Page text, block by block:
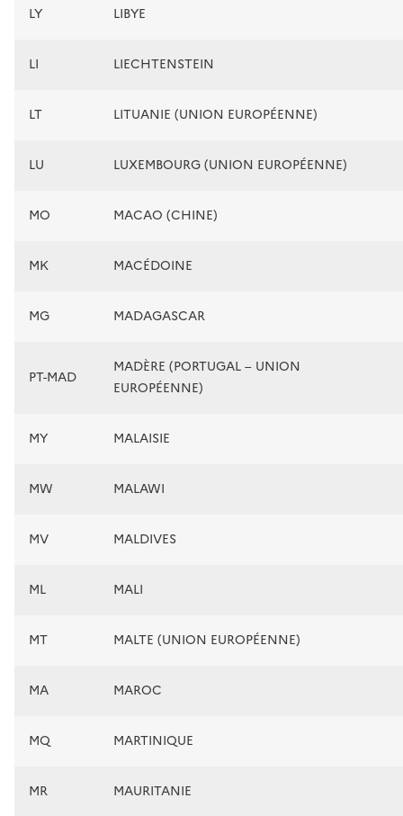
LY LIBYE
LI LIECHTENSTEIN
LT LITUANIE (UNION EUROPÉENNE)
LU LUXEMBOURG (UNION EUROPÉENNE)
MO MACAO (CHINE)
MK MACÉDOINE
MG MADAGASCAR
PT-MAD
MADÈRE (PORTUGAL – UNION
EUROPÉENNE)
MY MALAISIE
MW MALAWI
MV MALDIVES
ML MALI
MT MALTE (UNION EUROPÉENNE)
MA MAROC
MQ MARTINIQUE
MR MAURITANIE